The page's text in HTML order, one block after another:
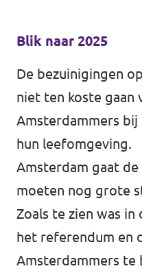
Blik naar 2025
De bezuinigingen
niet ten koste gaan
Amsterdammers bij
hun leefomgeving.
Amsterdam gaat
moeten nog grote
Zoals te zien was in
het referendum en
Amsterdammers te